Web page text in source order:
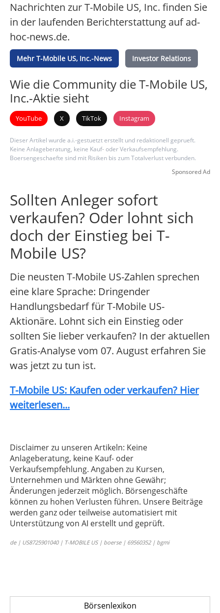
Nachrichten zur T-Mobile US, Inc. finden Sie
in der laufenden Berichterstattung auf ad-
hoc-news.de.
Mehr T-Mobile US, Inc.-News Investor Relations
Wie die Community die T-Mobile US,
Inc.-Aktie sieht
YouTube X TikTok Instagram
Dieser Artikel wurde a.i.-gestuetzt erstellt und redaktionell geprueft.
Keine Anlageberatung, keine Kauf- oder Verkaufsempfehlung.
Boersengeschaefte sind mit Risiken bis zum Totalverlust verbunden.
Sponsored Ad
Sollten Anleger sofort
verkaufen? Oder lohnt sich
doch der Einstieg bei T-
Mobile US?
Die neusten T-Mobile US-Zahlen sprechen
eine klare Sprache: Dringender
Handlungsbedarf für T-Mobile US-
Aktionäre. Lohnt sich ein Einstieg oder
sollten Sie lieber verkaufen? In der aktuellen
Gratis-Analyse vom 07. August erfahren Sie
was jetzt zu tun ist.
T-Mobile US: Kaufen oder verkaufen? Hier
weiterlesen...
Disclaimer zu unseren Artikeln: Keine
Anlageberatung, keine Kauf- oder
Verkaufsempfehlung. Angaben zu Kursen,
Unternehmen und Märkten ohne Gewähr;
Änderungen jederzeit möglich. Börsengeschäfte
können zu hohen Verlusten führen. Unsere Beiträge
werden ganz oder teilweise automatisiert mit
Unterstützung von AI erstellt und geprüft.
de | US8725901040 | T-MOBILE US | boerse | 69560352 | bgmi
Börsenlexikon